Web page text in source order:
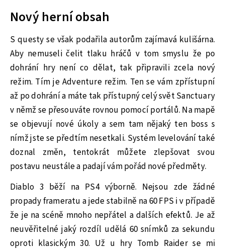
Nový herní obsah
S questy se však podařila autorům zajímavá kulišárna.
Aby nemuseli čelit tlaku hráčů v tom smyslu že po
dohrání hry není co dělat, tak připravili zcela nový
režim. Tím je Adventure režim. Ten se vám zpřístupní
až po dohrání a máte tak přístupný celý svět Sanctuary
v němž se přesouváte rovnou pomocí portálů. Na mapě
se objevují nové úkoly a sem tam nějaký ten boss s
nímž jste se předtím nesetkali. Systém levelování také
doznal změn, tentokrát můžete zlepšovat svou
postavu neustále a padají vám pořád nové předměty.
Diablo 3 běží na PS4 výborně. Nejsou zde žádné
propady frameratu a jede stabilně na 60 FPS i v případě
že je na scéně mnoho nepřátel a dalších efektů. Je až
neuvěřitelné jaký rozdíl udělá 60 snímků za sekundu
oproti klasickým 30. Už u hry Tomb Raider se mi